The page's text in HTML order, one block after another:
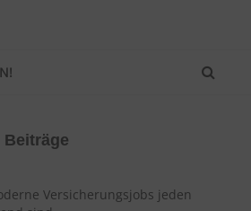
Beiträge
Versicherungsjobs jeden